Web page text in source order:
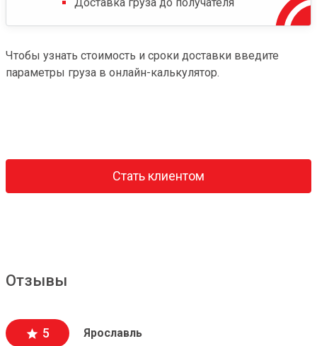
Чтобы узнать стоимость и сроки доставки введите
параметры груза в онлайн-калькулятор.
Стать клиентом
Отзывы
5 Ярославль